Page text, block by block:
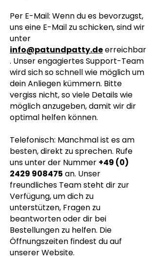
Per E-Mail: Wenn du es bevorzugst,
uns eine E-Mail zu schicken, sind wir
unter
info@patundpatty.deerreichbar
. Unser engagiertes Support-Team
wird sich so schnell wie möglich um
dein Anliegen kümmern. Bitte
vergiss nicht, so viele Details wie
möglich anzugeben, damit wir dir
optimal helfen können.
Telefonisch: Manchmal ist es am
besten, direkt zu sprechen. Rufe
uns unter der Nummer +49 (0)
2429 908475 an. Unser
freundliches Team steht dir zur
Verfügung, um dich zu
unterstützen, Fragen zu
beantworten oder dir bei
Bestellungen zu helfen. Die
Öffnungszeiten findest du auf
unserer Website.